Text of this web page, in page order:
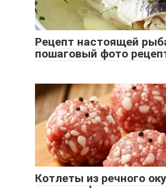
Рецепт настоящей
пошаговый фото
Котлеты из речного